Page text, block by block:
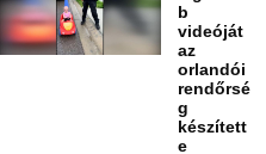
b
videóját
az
orlandói
rendőrsé
g
készített
e